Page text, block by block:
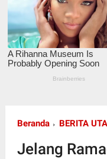
Beranda BERITA
Jelang